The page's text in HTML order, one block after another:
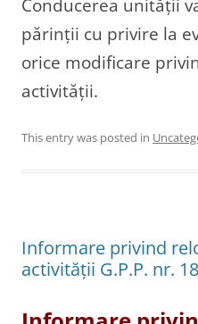
Conducerea unității
părinții cu privire la
orice modificare
activității.
This entry was posted in
Informare privind
activității G.P.P. nr. 18